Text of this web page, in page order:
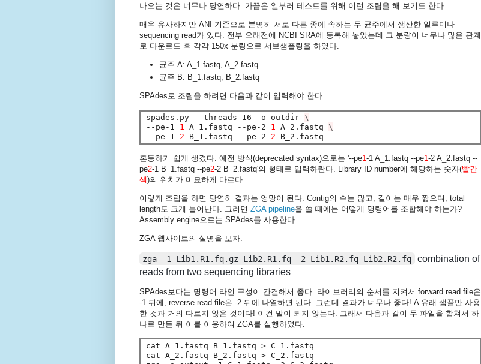
나오는 것은 너무나 당연하다. 가끔은 일부러 테스트를 위해 이런 조립을 해 보기도 한다.
매우 유사하지만 ANI 기준으로 분명히 서로 다른 종에 속하는 두 균주에서 생산한 일루미나
sequencing read가 있다. 전부 오래전에 NCBI SRA에 등록해 놓았는데 그 분량이 너무나 많은 관계
로 다운로드 후 각각 150x 분량으로 서브샘플링을 하였다.
균주 A: A_1.fastq, A_2.fastq
균주 B: B_1.fastq, B_2.fastq
SPAdes로 조립을 하려면 다음과 같이 입력해야 한다.
spades.py --threads 16 -o outdir \
--pe-1 1 A_1.fastq --pe-2 1 A_2.fastq \
--pe-1 2 B_1.fastq --pe-2 2
혼동하기 쉽게 생겼다. 예전 방식(deprecated syntax)으로는 '--pe1-1 A_1.fastq --pe1-2 A_2.fastq --
pe2-1 B_1.fastq --pe2-2 B_2.fastq'의 형태로 입력하란다. Library ID number에 해당하는 숫자(빨간
색)의 위치가 미묘하게 다르다.
이렇게 조립을 하면 당연히 결과는 엉망이 된다. Contig의 수는 많고, 길이는 매우 짧으며, total
length도 크게 늘어난다. 그러면 ZGA pipeline을 쓸 때에는 어떻게 명령어를 조합해야 하는가?
Assembly engine으로는 SPAdes를 사용한다.
ZGA 웹사이트의 설명을 보자.
zga -1 Lib1.R1.fq.gz Lib2.R1.fq -2 Lib1.R2.fq Lib2.R2.fq
combination of
reads from two sequencing libraries
SPAdes보다는 명령어 라인 구성이 간결해서 좋다. 라이브러리의 순서를 지켜서 forward read file은
-1 뒤에, reverse read file은 -2 뒤에 나열하면 된다. 그런데 결과가 너무나 좋다! A 유래 샘플만 사용
한 것과 거의 다르지 않은 것이다! 이건 말이 되지 않는다. 그래서 다음과 같이 두 파일을 합쳐서 하
나로 만든 뒤 이를 이용하여 ZGA를 실행하였다.
cat A_1.fastq B_1.fastq > C_1.fastq
cat A_2.fastq B_2.fastq > C_2.fastq